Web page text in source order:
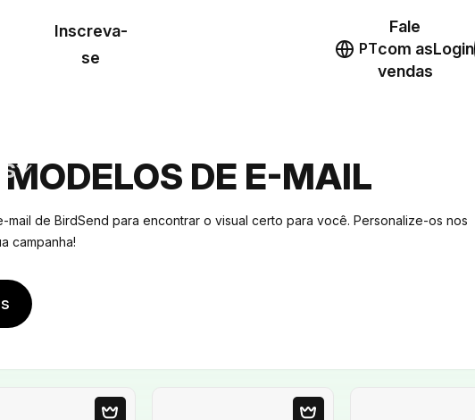
Inscreva-
se
PT
Fale
com as
vendas
Login
DE E-MAIL
mail de BirdSend para encontrar o visual certo para você. Personalize-os nos
campanha!